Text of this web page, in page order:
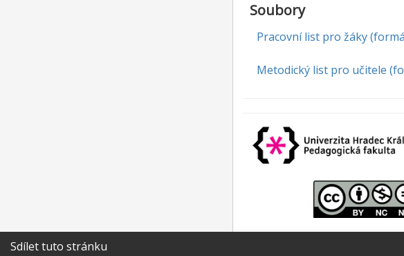
Soubory
Pracovní list pro žáky
Metodický list pro učitele
Sdílet tuto stránku